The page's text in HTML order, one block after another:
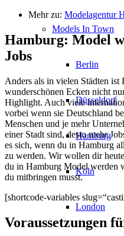
Models In Town
Berlin
Düsseldorf
Hamburg
Köln
London
Mehr zu: Modelagentur
Hamburg: Model
Jobs
Anders als in vielen Städten ist
wunderschönen Ecken nicht
Highlight. Auch viele
vorbei wenn sie Deutschland
Menschen und je mehr
einer Stadt sind, desto mehr
es sich, wenn du in Hamburg
zu werden. Wir wollen dir
du in Hamburg Model werden
du mitbringen musst.
[shortcode-variables
Voraussetzungen